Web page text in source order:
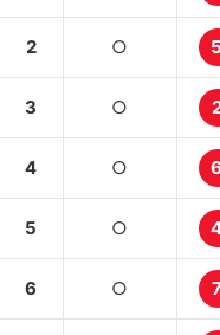
2 ○ 5
3 ○
4 ○ 6
5 ○
6 ○